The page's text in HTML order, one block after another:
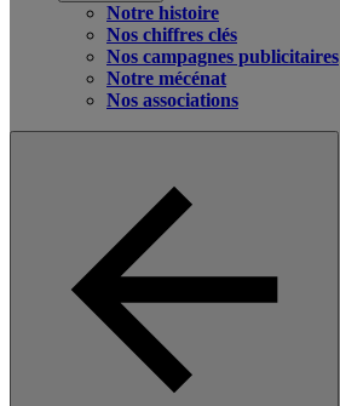
Notre histoire
Nos chiffres clés
Nos campagnes publicitaires
Notre mécénat
Nos associations